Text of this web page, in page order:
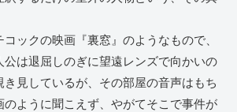
ックの映画『裏窓』のようなもので、
は退屈しのぎに望遠レンズで向かいの
き見しているが、その部屋の音声はもち
のように聞こえず、やがてそこで事件が